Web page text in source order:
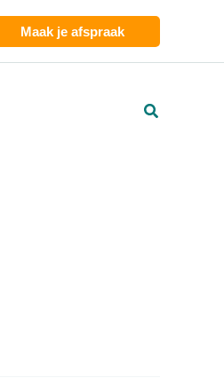
Maak je afspraak
Zoeken